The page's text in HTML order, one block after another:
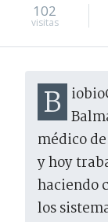
102
visitas
BiobioChile conversó con Nicolás
médico
y hoy
haciendo
los